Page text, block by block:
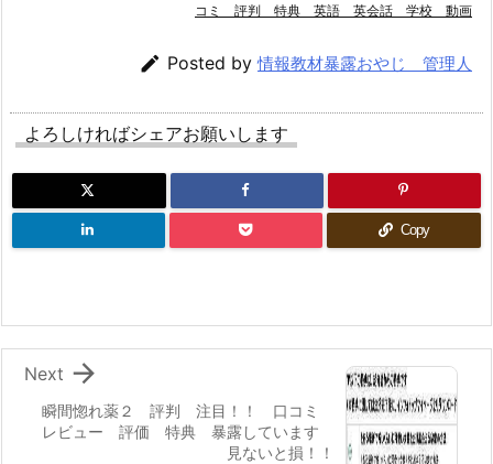
コミ 評判 特典 英語 英会話 学校 動画
 Posted by情報教材暴露おやじ 管理人
よろしければシェアお願いします
Copy
瞬間惚れ薬２ 評判 注目！！ 口コミ
レビュー 評価 特典 暴露しています
見ないと損！！

Next